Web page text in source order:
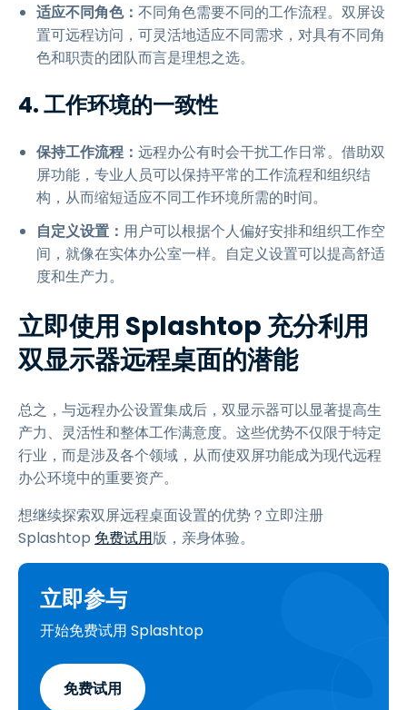
适应不同角色： 不同角色需要不同的工作流程。双屏设
置可远程访问，可灵活地适应不同需求，对具有不同角
色和职责的团队而言是理想之选。
4. 工作环境的一致性
保持工作流程： 远程办公有时会干扰工作日常。借助双
屏功能，专业人员可以保持平常的工作流程和组织结
构，从而缩短适应不同工作环境所需的时间。
自定义设置： 用户可以根据个人偏好安排和组织工作空
间，就像在实体办公室一样。自定义设置可以提高舒适
度和生产力。
立即使用 Splashtop 充分利用
双显示器远程桌面的潜能
总之，与远程办公设置集成后，双显示器可以显著提高生
产力、灵活性和整体工作满意度。这些优势不仅限于特定
行业，而是涉及各个领域，从而使双屏功能成为现代远程
办公环境中的重要资产。
想继续探索双屏远程桌面设置的优势？立即注册
Splashtop 免费试用版，亲身体验。
立即参与
开始免费试用 Splashtop
免费试用